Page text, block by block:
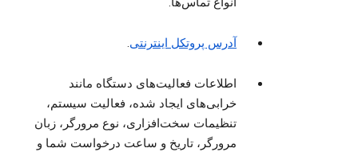
آدرس پروتکل اینترنتی.
اطلاعات فعالیت‌های دستگاه مانند
خرابی‌های ایجاد شده، فعالیت سیستم،
تنظیمات سخت‌افزاری، نوع مرورگر، زبان
مرورگر، تاریخ و ساعت درخواست شما و